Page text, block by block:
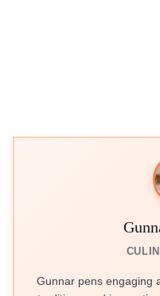
Gunnar pens engaging